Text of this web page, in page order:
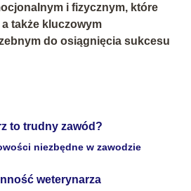
i fizycznym, które
także kluczowym
do osiągnięcia sukcesu
to trudny zawód?
niezbędne w zawodzie
weterynarza